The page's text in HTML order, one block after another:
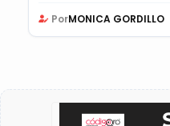
PorMONICA GORDILLO